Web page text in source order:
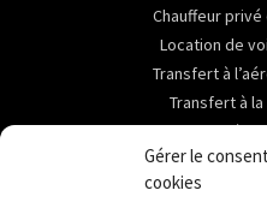
Gérer le
cookies
Chauffeur
Location de
Transfert à
Transfert à
Transfert à la